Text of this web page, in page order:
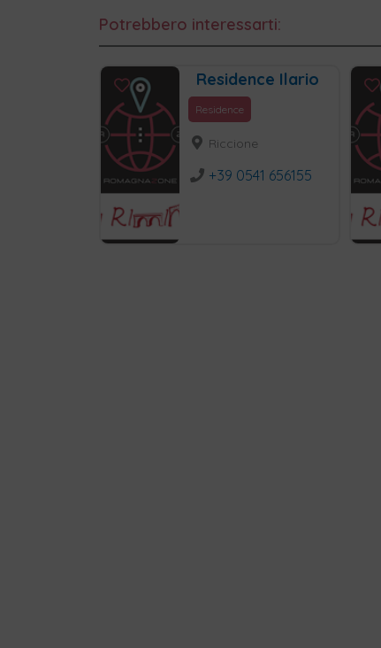
Potrebbero interessarti:
Residence Ilario
Residence
Riccione
+39 0541 656155